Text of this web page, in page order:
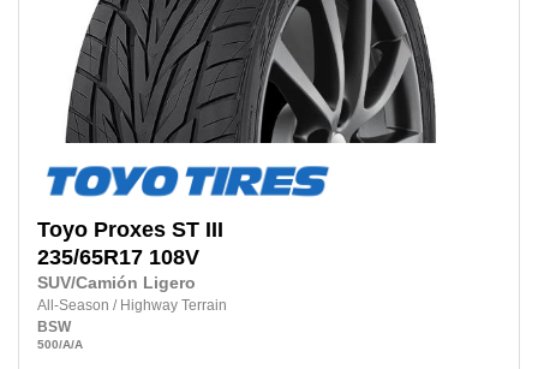
Toyo Proxes ST III
235/65R17 108V
SUV/Camión Ligero
All-Season / Highway Terrain
BSW
500/A/A